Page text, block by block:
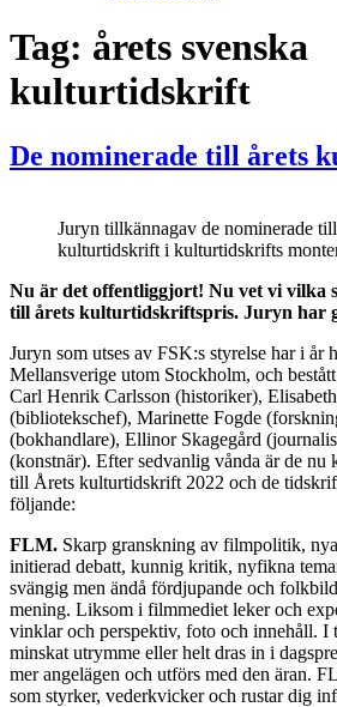
Tag: årets svenska
kulturtidskrift
De nominerade till årets
Juryn tillkännagav de nominerade
kulturtidskrift i kulturtidskrifts
Nu är det offentliggjort! Nu vet vi vilka
till årets kulturtidskriftspris. Juryn har
Juryn som utses av FSK:s styrelse har i år
Mellansverige utom Stockholm, och
Carl Henrik Carlsson (historiker),
(bibliotekschef), Marinette Fogde
(bokhandlare), Ellinor Skagegård
(konstnär). Efter sedvanlig vånda är de nu
till Årets kulturtidskrift 2022 och de
följande:
FLM. Skarp granskning av filmpolitik,
initierad debatt, kunnig kritik, nyfikna
svängig men ändå fördjupande och
mening. Liksom i filmmediet leker och
vinklar och perspektiv, foto och innehåll.
minskat utrymme eller helt dras in i
mer angelägen och utförs med den äran.
som styrker, vederkvicker och rustar dig